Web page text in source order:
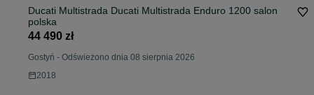
Ducati Multistrada Ducati Multistrada Enduro 1200 salon
polska
44 490 zł
Gostyń - Odświeżono dnia 08 sierpnia 2026
2018